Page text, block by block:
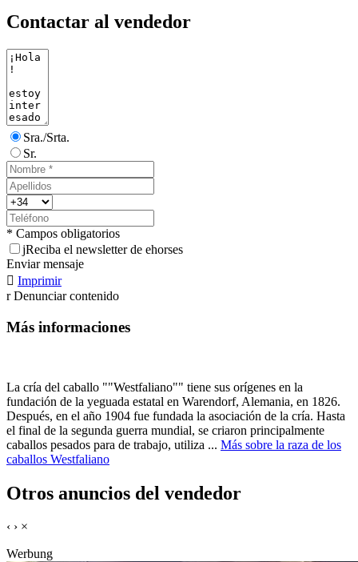
Contactar al vendedor
Sra./Srta.
Sr.
* Campos obligatorios
jReciba el newsletter de ehorses
Enviar mensaje
 Imprimir
r Denunciar contenido
Más informaciones
La cría del caballo ""Westfaliano"" tiene sus orígenes en la
fundación de la yeguada estatal en Warendorf, Alemania, en 1826.
Después, en el año 1904 fue fundada la asociación de la cría. Hasta
el final de la segunda guerra mundial, se criaron principalmente
caballos pesados para de trabajo, utiliza ... Más sobre la raza de los
caballos Westfaliano
Otros anuncios del vendedor
‹ › ×
Werbung